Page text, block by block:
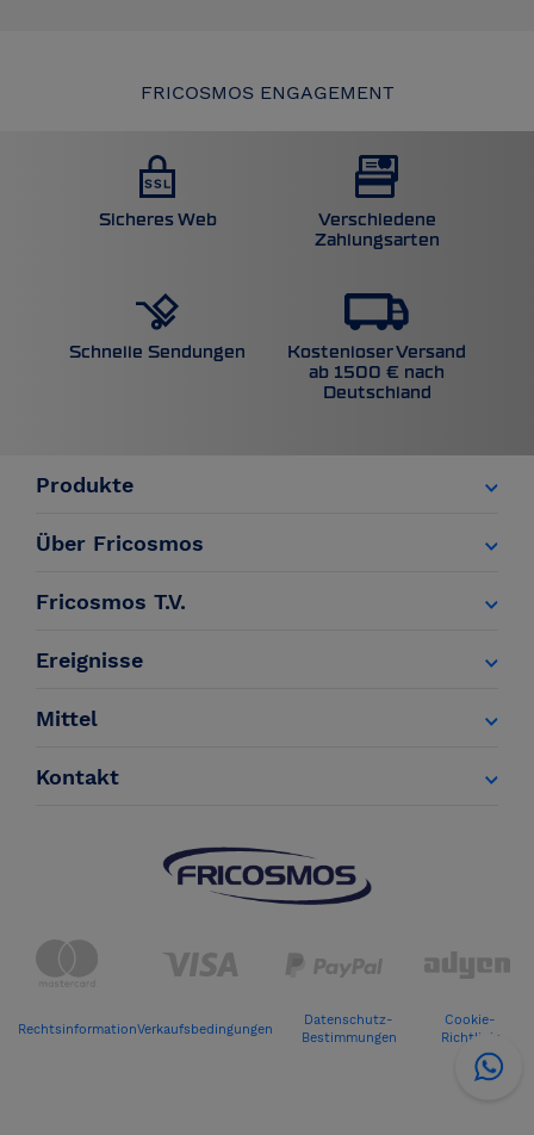
FRICOSMOS ENGAGEMENT
Sicheres Web
Verschiedene
Zahlungsarten
Schnelle Sendungen
Kostenloser Versand
ab 1500 € nach
Deutschland
Produkte
Über Fricosmos
Fricosmos T.V.
Ereignisse
Mittel
Kontakt
RechtsinformationVerkaufsbedingungen
Datenschutz-
Bestimmungen
Cookie-
Richtlinie